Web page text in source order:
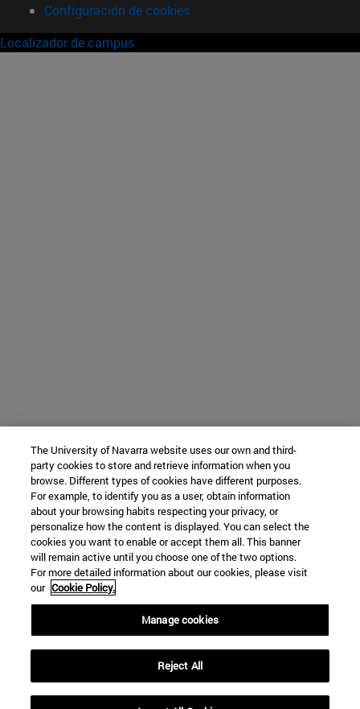
Configuración de cookies
Localizador de campus
The University of Navarra website uses our own and third-
party cookies to store and retrieve information when you
browse. Different types of cookies have different purposes.
For example, to identify you as a user, obtain information
about your browsing habits respecting your privacy, or
personalize how the content is displayed. You can select the
cookies you want to enable or accept them all. This banner
will remain active until you choose one of the two options.
For more detailed information about our cookies, please visit
our Cookie Policy.
Manage cookies
Reject All